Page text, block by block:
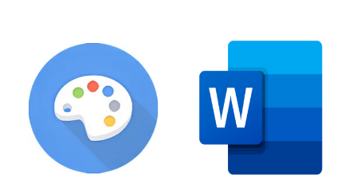
Stable
Diffusion
Web
Microsoft
Word